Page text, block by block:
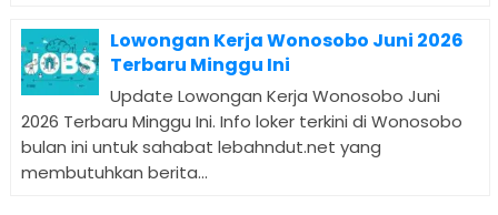
Lowongan Kerja Wonosobo Juni 2026
Terbaru Minggu Ini
Update Lowongan Kerja Wonosobo Juni
2026 Terbaru Minggu Ini. Info loker terkini di Wonosobo
bulan ini untuk sahabat lebahndut.net yang
membutuhkan berita...